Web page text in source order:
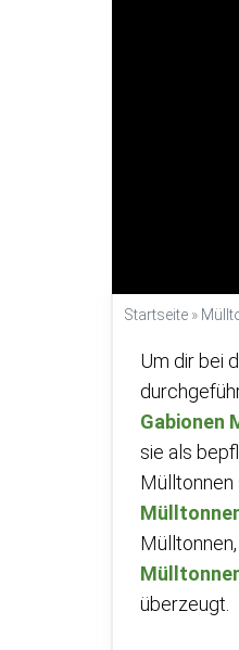
Startseite »
Um dir bei
Gabionen
sie als
Mülltonnen
überzeugt.